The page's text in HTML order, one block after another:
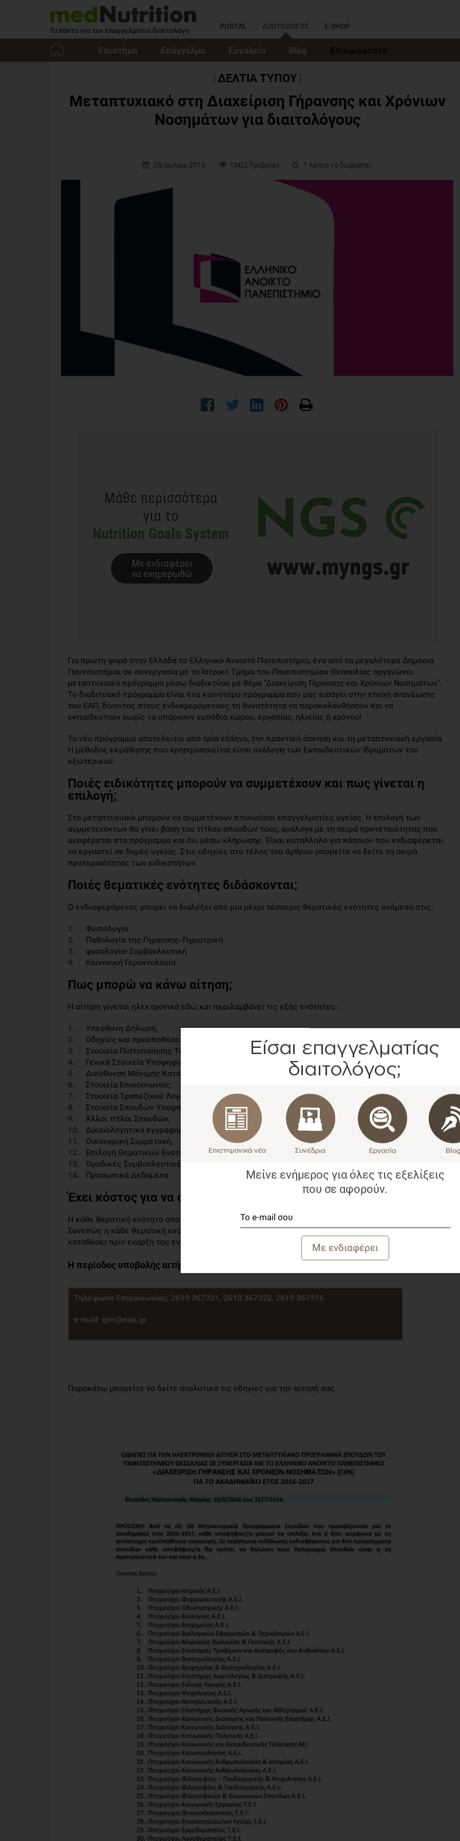
Τα πάντα για τον επαγγελματία διαιτολόγο PORTAL ΔΙΑΙΤΟΛΟΓΟΣ E-SHOP
Επιστήμη Επάγγελμα Εργαλεία Blog Επικαιρότητα
ΔΕΛΤΙΑ ΤΥΠΟΥ
Μεταπτυχιακό στη Διαχείριση Γήρανσης και Χρόνιων
Νοσημάτων για διαιτολόγους
05 Ιουλίου 2016 13422 Προβολές 1 λεπτό να διαβαστεί
Για πρώτη φορά στην Ελλάδα το Ελληνικό Ανοιχτό Πανεπιστήμιο, ένα από τα μεγαλύτερα Δημόσια
Πανεπιστήμια, σε συνεργασία με το Ιατρικό Τμήμα του Πανεπιστημίου Θεσσαλίας οργανώνει
μεταπτυχιακό πρόγραμμα μέσω διαδικτύου με θέμα "Διαχείριση Γήρανσης και Χρόνιων Νοσημάτων".
Το διαδιτυακό πρόγραμμα είναι ένα καινοτόμο πρόγραμμα που μας εισάγει στην εποχή ανανέωσης
του ΕΑΠ, δίνοντας στους ενδιαφερόμενους τη δυνατότητα να παρακολουθήσουν και να
εκπαιδευτούν χωρίς να υπάρχουν εμπόδια χώρου, εργασίας, ηλικίας ή χρόνου!
Το νέο πρόγραμμα αποτελείται από τρία εξάηνα, την πρακτική άσκηση και τη μεταπτυχιακή εργασία.
Η μέθοδος εκμάθησης που χρησιμοποιείται είναι ανάλογη των Εκπαιδευτικών Ιδρυμάτων του
εξωτερικού.
Ποιές ειδικότητες μπορούν να συμμετέχουν και πως γίνεται η
επιλογή;
Στο μεταπτυχιακό μπορούν να συμμετέχουν πτυχιούχοι επαγγελματίες υγείας. Η επιλογή των
συμμετεχόντων θα γίνει βάση του τίτλου σπουδών τους, ανάλογα με τη σειρά προτεταιότητας που
αναφέρεται στο πρόγραμμα και όχι μέσω κλήρωσης. Είναι κατάλληλο για κάποιον που ενδιαφέρεται
να εργαστεί σε δομές υγείας. Στις οδηγίες στο τέλος του άρθρου μπορείτε να δείτε τη σειρά
προτεραιότητας των ειδικοτήτων.
Ποιές θεματικές ενότητες διδάσκονται;
Ο ενδιαφερόμενος μπορεί να διαλέξει από μια μέχρι τέσσερις θεματικές ενότητες ανάμεσα στις:
Φυσιολογία
Παθολογία της Γήρανσης- Γηριατρική
ψυχολογία- Συμβουλευτική
Κοινονική Γεροντολογία
Πως μπορώ να κάνω αίτηση;
Η αίτηση γίνεται ηλεκτρονικά εδώ και περιλαμβάνει τις εξής ενότητες:
Υπεύθυνη Δήλωση,
Οδηγίες και προϋποθέσεις Εισαγωγής,
Στοιχεία Πιστοποίησης Ταυτοπροσωπίας
Γενικά Στοιχεία Υποψηφίου,
Διεύθυνση Μόνιμης Κατοικίας και Αλληλογραφίας,
Στοιχεία Επικοινωνίας,
Στοιχεία Τραπεζικού Λογαριασμού Υποψηφίου,
Στοιχεία Σπουδών Υποψηφίου,
Άλλοι τίτλοι Σπουδών,
Δικαιολογητικά εγγραφής,
Οικονομική Συμμετοχή,
Επιλογή Θεματικών Ενοτήτων,
Ομαδικές Συμβουλευτικές Συναντήσεις και
Προσωπικά Δεδομένα
Έχει κόστος για να συμμετέχω;
Η κάθε θεματική ενότητα αποτελείται από 7 πιστωτικές μονάδες όπου η κάθε μια κοστίζει 30 ευρώ.
Συνεπώς η κάθε θεματική ενότητα κοστίζει 210 ευρώ τα οποία ο ενδιαφερόμενος θα πρέπει να
καταθέσει πρίν εναρξή της ενότητας που θα επιλέξει.
Η περίοδος υποβολής αιτήσεων λήγει στις 22 Ιουλίου 2016
Τηλέφωνα Επικοινωνίας: 2610 367321, 2610 367322, 2610 367316
e-mail: gxn@eap.gr
Παρακάτω μπορείτε να δείτε αναλυτικά τις οδηγίες για την αίτησή σας
Μείνε ενήμερος για όλες τις εξελίξεις
που σε αφορούν.